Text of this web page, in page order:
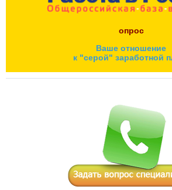
опрос
Ваше отношение
к "серой" заработной